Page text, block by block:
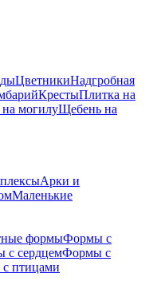
ЦветникиНадгробная
КрестыПлитка на
могилуЩебень на
Арки и
Маленькие
формыФормы с
с сердцемФормы с
птицами